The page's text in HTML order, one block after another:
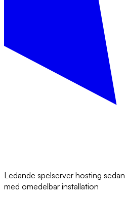
Ledande spelserver hosting
med omedelbar installation